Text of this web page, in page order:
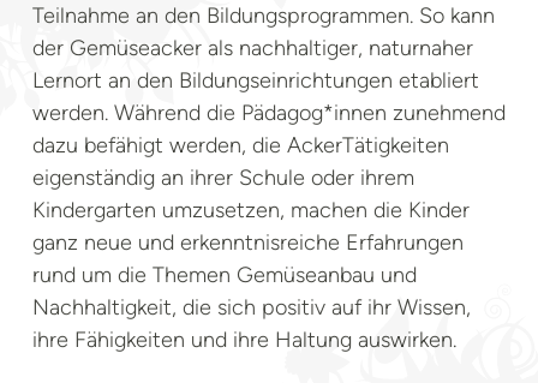
Teilnahme an den Bildungsprogrammen. So kann
der Gemüseacker als nachhaltiger, naturnaher
Lernort an den Bildungseinrichtungen etabliert
werden. Während die Pädagog*innen zunehmend
dazu befähigt werden, die AckerTätigkeiten
eigenständig an ihrer Schule oder ihrem
Kindergarten umzusetzen, machen die Kinder
ganz neue und erkenntnisreiche Erfahrungen
rund um die Themen Gemüseanbau und
Nachhaltigkeit, die sich positiv auf ihr Wissen,
ihre Fähigkeiten und ihre Haltung auswirken.